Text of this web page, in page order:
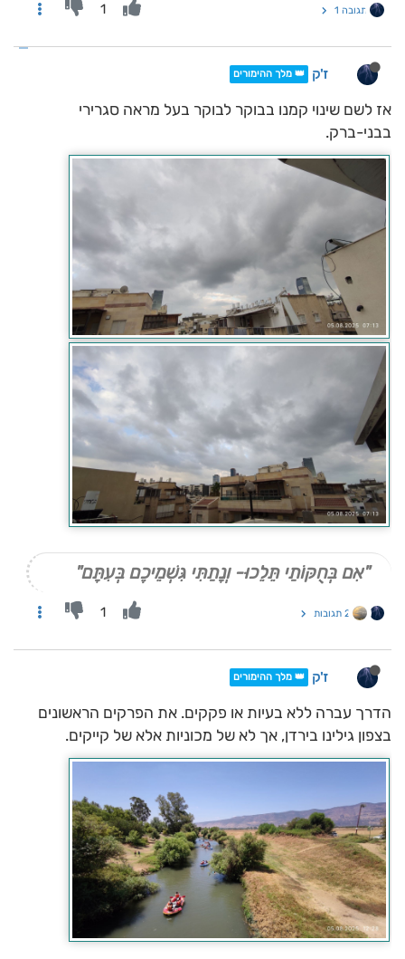
תגובה 1 1
ז'ק 👑 מלך ההימורים
אז לשם שינוי קמנו בבוקר לבוקר בעל מראה סגרירי
בבני-ברק.
"אִם בְּחֻקּוֹתַי תֵּלֵכוּ- וְנָתַתִּי גִּשְׁמֵיכֶם בְּעִתָּם"
2 תגובות 1
ז'ק 👑 מלך ההימורים
הדרך עברה ללא בעיות או פקקים. את הפרקים הראשונים
בצפון גילינו בירדן, אך לא של מכוניות אלא של קייקים.